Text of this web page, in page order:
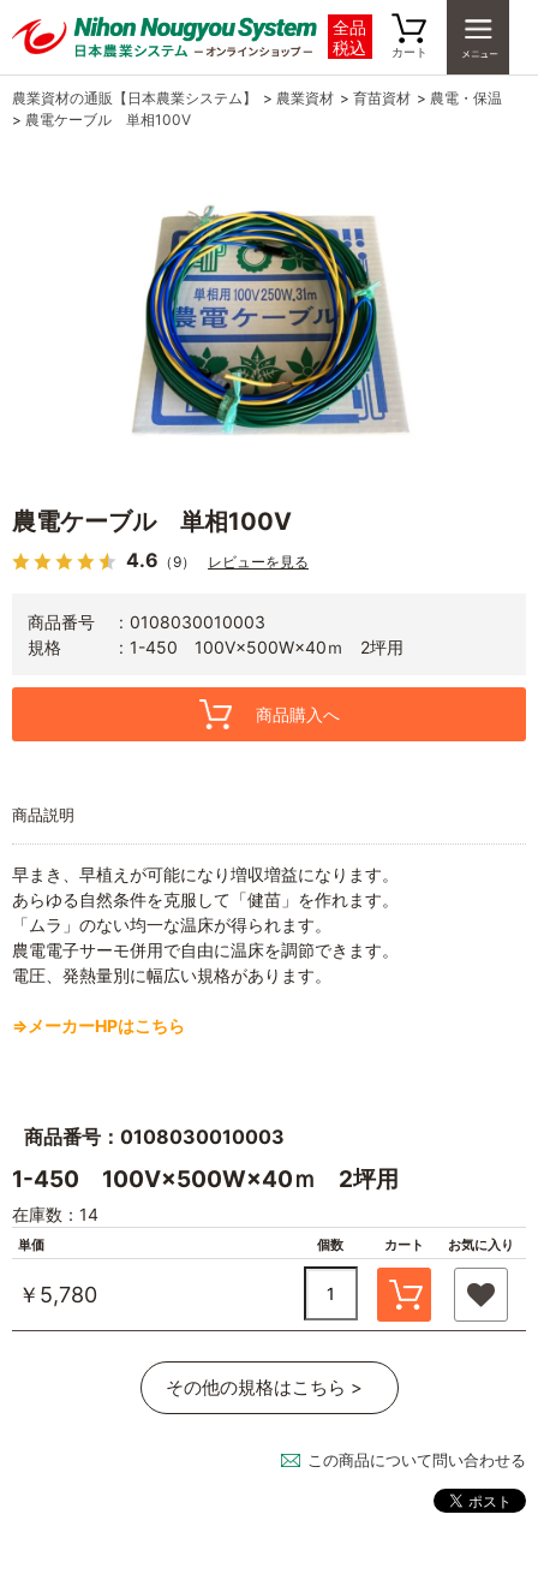
全品
税込
カート
農業資材の通販【日本農業システム】 > 農業資材 > 育苗資材 > 農電・保温
> 農電ケーブル 単相100V
農電ケーブル 単相100V
4.6 （9） レビューを見る
商品番号
0108030010003
規格
1-450 100V×500W×40ｍ 2坪用
商品購入へ
商品説明
早まき、早植えが可能になり増収増益になります。
あらゆる自然条件を克服して「健苗」を作れます。
「ムラ」のない均一な温床が得られます。
農電電子サーモ併用で自由に温床を調節できます。
電圧、発熱量別に幅広い規格があります。
⇒メーカーHPはこちら
商品番号：0108030010003
1-450 100V×500W×40ｍ 2坪用
在庫数：14
単価 個数 カート お気に入り
￥5,780
その他の規格はこちら >
この商品について問い合わせる